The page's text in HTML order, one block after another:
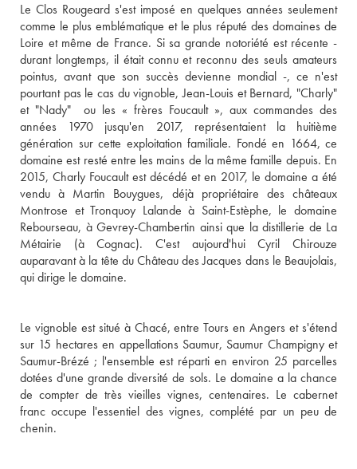
Le Clos Rougeard s'est imposé en quelques années seulement
comme le plus emblématique et le plus réputé des domaines de
Loire et même de France. Si sa grande notoriété est récente -
durant longtemps, il était connu et reconnu des seuls amateurs
pointus, avant que son succès devienne mondial -, ce n'est
pourtant pas le cas du vignoble, Jean-Louis et Bernard, "Charly"
et "Nady"  ou les « frères Foucault », aux commandes des
années 1970 jusqu'en 2017, représentaient la huitième
génération sur cette exploitation familiale. Fondé en 1664, ce
domaine est resté entre les mains de la même famille depuis. En
2015, Charly Foucault est décédé et en 2017, le domaine a été
vendu à Martin Bouygues, déjà propriétaire des châteaux
Montrose et Tronquoy Lalande à Saint-Estèphe, le domaine
Rebourseau, à Gevrey-Chambertin ainsi que la distillerie de La
Métairie (à Cognac). C'est aujourd'hui Cyril Chirouze
auparavant à la tête du Château des Jacques dans le Beaujolais,
qui dirige le domaine.
Le vignoble est situé à Chacé, entre Tours en Angers et s'étend
sur 15 hectares en appellations Saumur, Saumur Champigny et
Saumur-Brézé ; l'ensemble est réparti en environ 25 parcelles
dotées d'une grande diversité de sols. Le domaine a la chance
de compter de très vieilles vignes, centenaires. Le cabernet
franc occupe l'essentiel des vignes, complété par un peu de
chenin.